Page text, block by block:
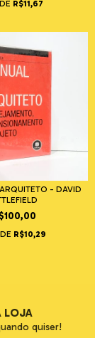
R$11,67
- DAVID
R$10,29
LOJA
quiser!